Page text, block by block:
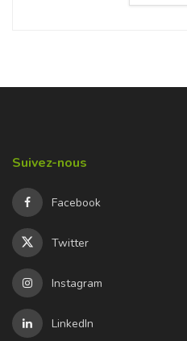
Suivez-nous
Facebook
Twitter
Instagram
LinkedIn